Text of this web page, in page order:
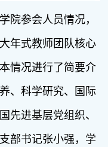
院参会人员情况，
年式教师团队核心
情况进行了简要介
、科学研究、国际
先进基层党组织、
部书记张小强，学